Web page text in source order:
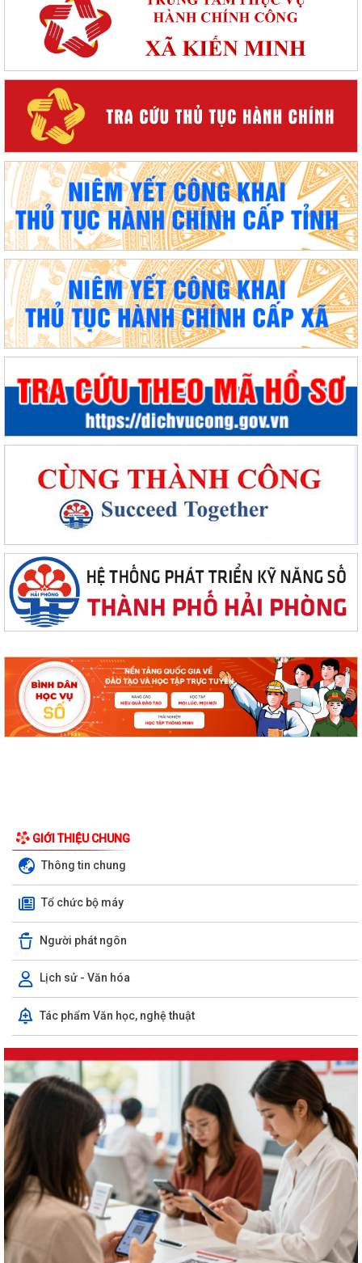
GIỚI THIỆU CHUNG
Thông tin chung
Tổ chức bộ máy
Người phát ngôn
Lịch sử - Văn hóa
Tác phẩm Văn học, nghệ thuật